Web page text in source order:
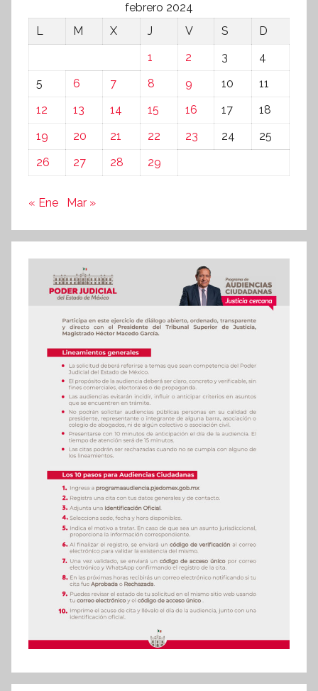
febrero 2024
L
M X J V S
D
1
2 3
4
5
6 7 8 9 10
11
12
13 14 15 16 17
18
19
20 21 22 23 24
25
26
27 28 29
« Ene Mar »